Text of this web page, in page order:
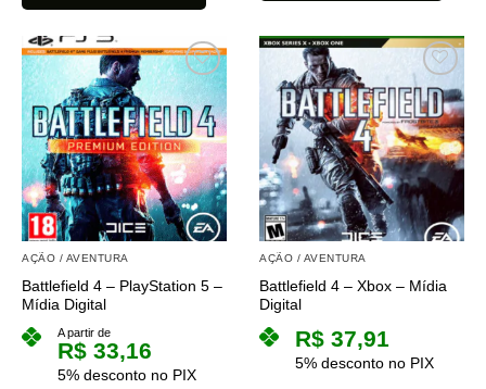
produto
várias
variantes.
opções
podem
ser
escolhidas
na
página
do
produto
AÇÃO / AVENTURA
Battlefield 4 – PlayStation 5 –
Mídia Digital
A partir de
R$ 33,16
5% desconto no PIX
AÇÃO / AVENTURA
Battlefield 4 – Xbox – Mídia
Digital
R$ 37,91
5% desconto no PIX